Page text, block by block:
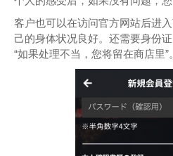
客户也可以在访问官方网站后进
己的身体状况良好。还需要身份
“如果处理不当，您将留在商店里”。